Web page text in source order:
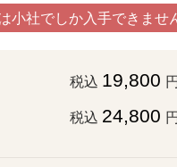
小社でしか入手できませ
税込 19,800
税込 24,800